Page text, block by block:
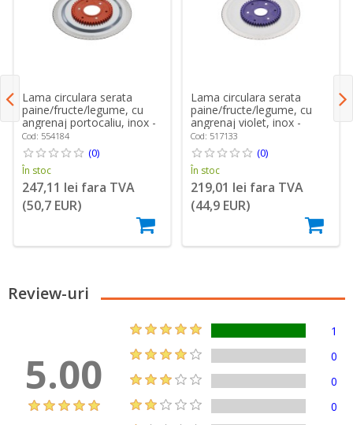
Lama circulara serata
paine/fructe/legume, cu
angrenaj portocaliu, inox -
Ritter
Cod: 554184
(0)
În stoc
247,11 lei fara TVA
(50,7 EUR)
Lama circulara serata
paine/fructe/legume, cu
angrenaj violet, inox -
Ritter
Cod: 517133
(0)
În stoc
219,01 lei fara TVA
(44,9 EUR)
Review-uri
5.00
1
0
0
0